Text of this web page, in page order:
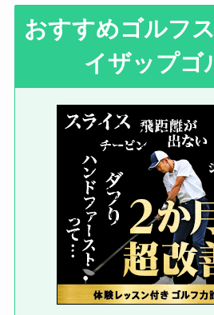
おすすめゴルフ
イザップゴ